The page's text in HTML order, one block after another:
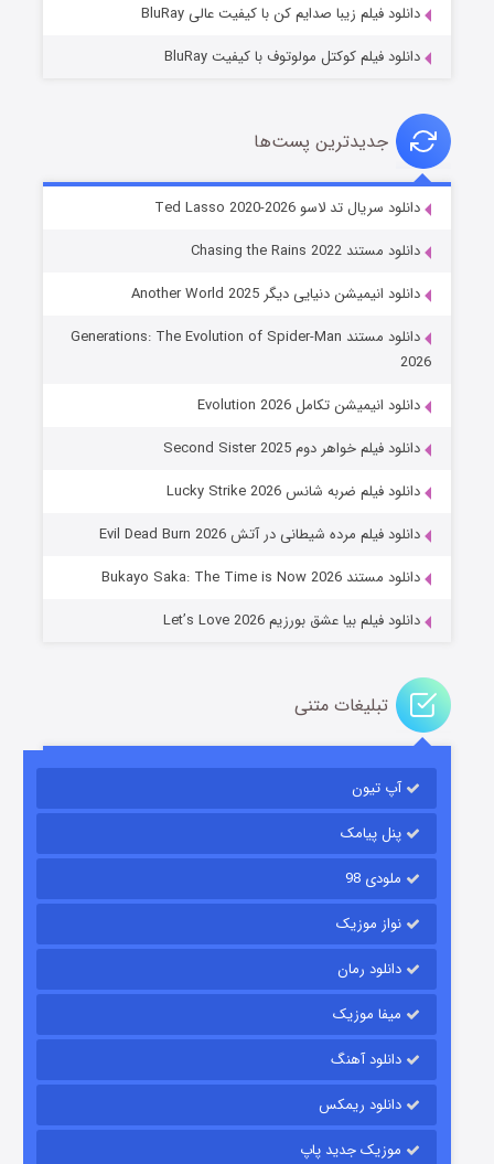
خاندان اژدها فصل ۳
جادوگری در مغولستان
باب اسفنجی فصل ۱۷
قسمت۶ (زیرنویس) منتشر شد
قسمت۱۵ (دوبله) منتشر شد
دانلود فیلم زیبا صدایم کن با کیفیت عالی BluRay
دانلود فیلم کوکتل مولوتوف با کیفیت BluRay
جدیدترین پست‌ها
دانلود سریال تد لاسو Ted Lasso 2020-2026
دانلود مستند Chasing the Rains 2022
دانلود انیمیشن دنیایی دیگر Another World 2025
دانلود مستند Generations: The Evolution of Spider-Man
2026
دانلود انیمیشن تکامل Evolution 2026
دانلود فیلم خواهر دوم Second Sister 2025
دانلود فیلم ضربه شانس Lucky Strike 2026
دانلود فیلم مرده شیطانی در آتش Evil Dead Burn 2026
دانلود مستند Bukayo Saka: The Time is Now 2026
دانلود فیلم بیا عشق بورزیم Let’s Love 2026
تبلیغات متنی
آپ تیون
پنل پیامک
ملودی 98
نواز موزیک
دانلود رمان
میفا موزیک
دانلود آهنگ
دانلود ریمکس
موزیک جدید پاپ